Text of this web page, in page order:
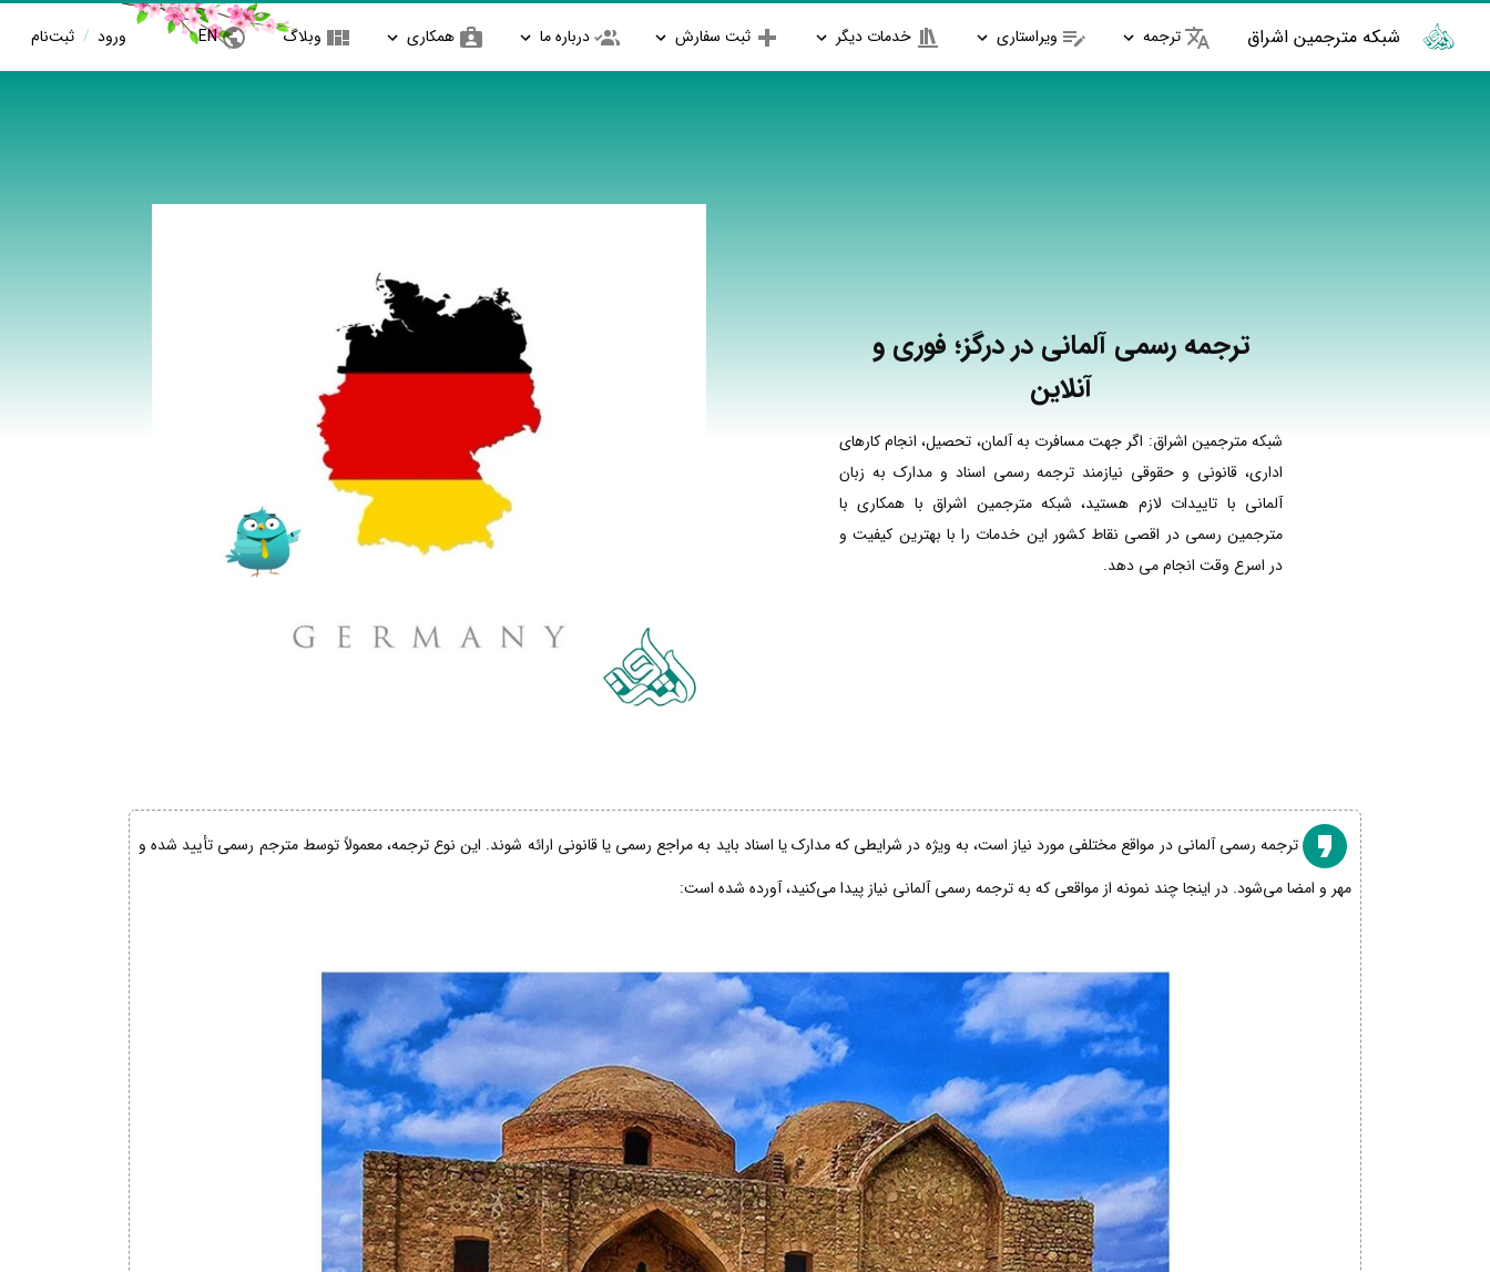
شبکه مترجمین اشراق ترجمه ویراستاری خدمات دیگر ثبت سفارش درباره ما همکاری وبلاگ EN ورود / ثبت‌نام
ترجمه رسمی آلمانی در درگز؛ فوری و
آنلاین
شبکه مترجمین اشراق: اگر جهت مسافرت به آلمان، تحصیل، انجام کارهای
اداری، قانونی و حقوقی نیازمند ترجمه رسمی اسناد و مدارک به زبان
آلمانی با تاییدات لازم هستید، شبکه مترجمین اشراق با همکاری با
مترجمین رسمی در اقصی نقاط کشور این خدمات را با بهترین کیفیت و
در اسرع وقت انجام می دهد.
ترجمه رسمی آلمانی در مواقع مختلفی مورد نیاز است، به ویژه در شرایطی که مدارک یا اسناد باید به مراجع رسمی یا قانونی ارائه شوند. این نوع ترجمه، معمولاً توسط مترجم رسمی تأیید شده و
مهر و امضا می‌شود. در اینجا چند نمونه از مواقعی که به ترجمه رسمی آلمانی نیاز پیدا می‌کنید، آورده شده است: